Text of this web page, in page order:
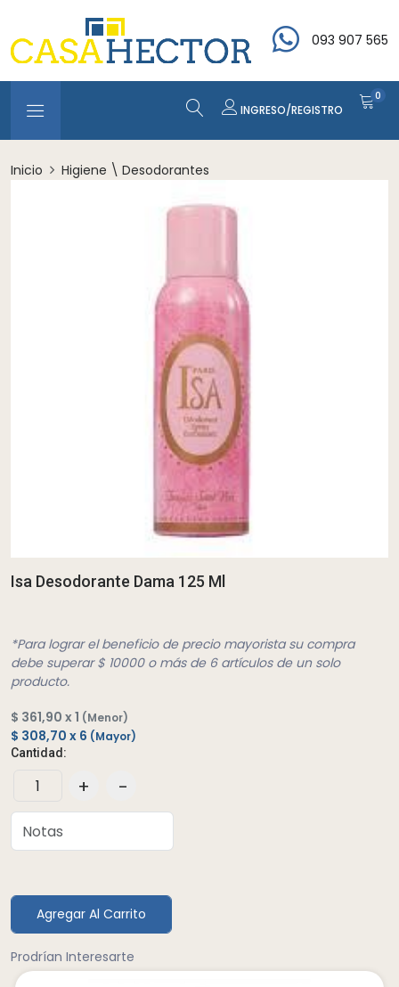
093 907 565
INGRESO/REGISTRO
0
Inicio Higiene \ Desodorantes
Isa Desodorante Dama 125 Ml
*Para lograr el beneficio de precio mayorista su compra
debe superar $ 10000 o más de 6 artículos de un solo
producto.
$ 361,90 x 1 (Menor)
$ 308,70 x 6 (Mayor)
Cantidad:
+ -
Agregar Al Carrito
Prodrían Interesarte